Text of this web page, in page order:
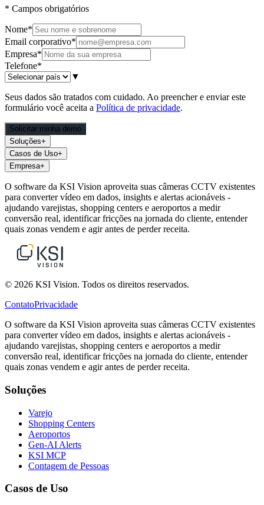
* Campos obrigatórios
Nome*
Email corporativo*
Empresa*
Telefone*
▼
Seus dados são tratados com cuidado. Ao preencher e enviar este
formulário você aceita a Política de privacidade.
Solicitar minha demo
Soluções+
Casos de Uso+
Empresa+
O software da KSI Vision aproveita suas câmeras CCTV existentes
para converter vídeo em dados, insights e alertas acionáveis -
ajudando varejistas, shopping centers e aeroportos a medir
conversão real, identificar fricções na jornada do cliente, entender
quais zonas vendem e agir antes de perder receita.
© 2026 KSI Vision. Todos os direitos reservados.
ContatoPrivacidade
O software da KSI Vision aproveita suas câmeras CCTV existentes
para converter vídeo em dados, insights e alertas acionáveis -
ajudando varejistas, shopping centers e aeroportos a medir
conversão real, identificar fricções na jornada do cliente, entender
quais zonas vendem e agir antes de perder receita.
Soluções
Varejo
Shopping Centers
Aeroportos
Gen-AI Alerts
KSI MCP
Contagem de Pessoas
Casos de Uso